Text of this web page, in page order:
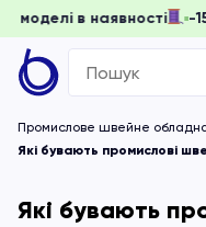
доки моделі в
Search
for:
Промислове швейне
Які бувають промислові
Які бувають